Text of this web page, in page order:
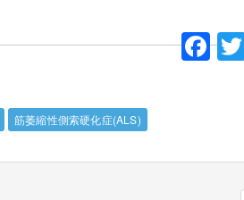
F
a
b
筋萎縮性側索硬化症(ALS)